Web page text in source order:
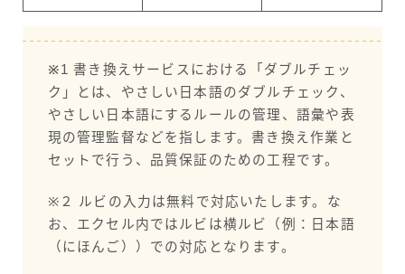
※1 書き換えサービスにおける「ダブルチェッ
ク」とは、やさしい日本語のダブルチェック、
やさしい日本語にするルールの管理、語彙や表
現の管理監督などを指します。書き換え作業と
セットで行う、品質保証のための工程です。
※２ ルビの入力は無料で対応いたします。な
お、エクセル内ではルビは横ルビ（例：日本語
（にほんご））での対応となります。